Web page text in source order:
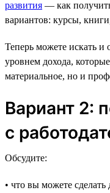
развития — как
вариантов: курсы,
Теперь можете искать и
уровнем дохода,
материальное, но и
Вариант 2:
с
Обсудите:
• что вы можете